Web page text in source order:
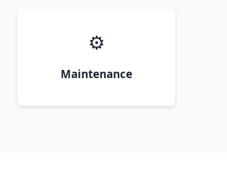
⚙️
Maintenance